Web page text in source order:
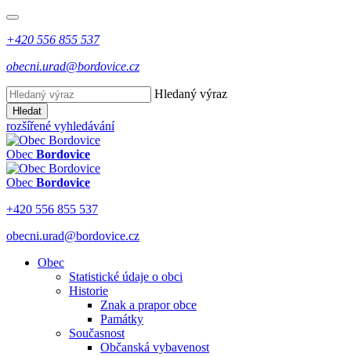
+420 556 855 537
obecni.urad@bordovice.cz
Hledaný výraz
Hledat
rozšířené vyhledávání
Obec Bordovice
Obec Bordovice
+420 556 855 537
obecni.urad@bordovice.cz
Obec
Statistické údaje o obci
Historie
Znak a prapor obce
Památky
Současnost
Občanská vybavenost